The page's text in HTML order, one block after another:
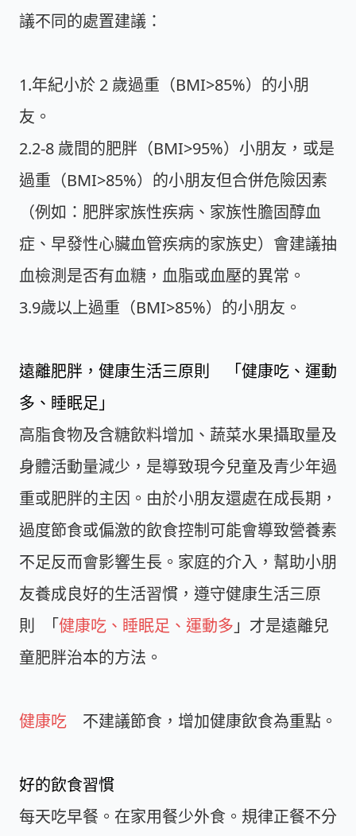
議不同的處置建議：
1.年紀小於 2 歲過重（BMI>85%）的小朋
友。
2.2-8 歲間的肥胖（BMI>95%）小朋友，或是
過重（BMI>85%）的小朋友但合併危險因素
（例如：肥胖家族性疾病、家族性膽固醇血
症、早發性心臟血管疾病的家族史）會建議抽
血檢測是否有血糖，血脂或血壓的異常。
3.9歲以上過重（BMI>85%）的小朋友。
遠離肥胖，健康生活三原則 「健康吃、運動
多、睡眠足」
高脂食物及含糖飲料增加、蔬菜水果攝取量及
身體活動量減少，是導致現今兒童及青少年過
重或肥胖的主因。由於小朋友還處在成長期，
過度節食或偏激的飲食控制可能會導致營養素
不足反而會影響生長。家庭的介入，幫助小朋
友養成良好的生活習慣，遵守健康生活三原
則 「健康吃、睡眠足、運動多 」才是遠離兒
童肥胖治本的方法。
健康吃 不建議節食，增加健康飲食為重點。
好的飲食習慣
每天吃早餐。在家用餐少外食。規律正餐不分